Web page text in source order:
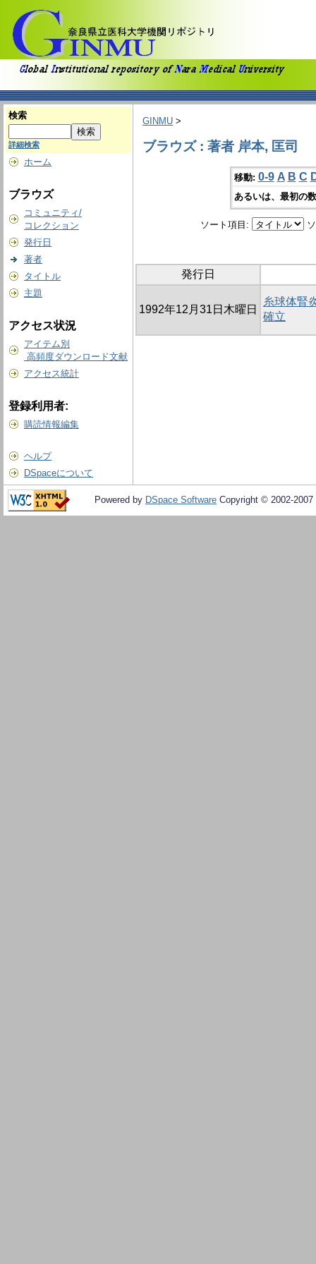
検索
詳細検索
ホーム
ブラウズ
コミュニティ/
コレクション
発行日
著者
タイトル
主題
アクセス状況
アイテム別
高頻度ダウンロード文献
アクセス統計
登録利用者:
購読情報編集
ヘルプ
DSpaceについて
GINMU >
ブラウズ : 著者 岸本, 匡司
移動: 0-9 A B C
あるいは、最初の
ソート項目:
発行日
1992年12月31日木曜日
糸球体腎
確立
Powered by DSpace Software Copyright © 2002-2007